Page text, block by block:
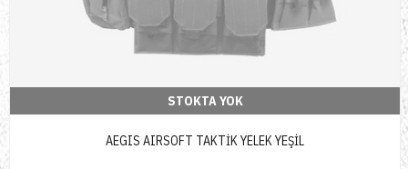
STOKTA YOK
AEGIS AIRSOFT TAKTİK YELEK YEŞİL